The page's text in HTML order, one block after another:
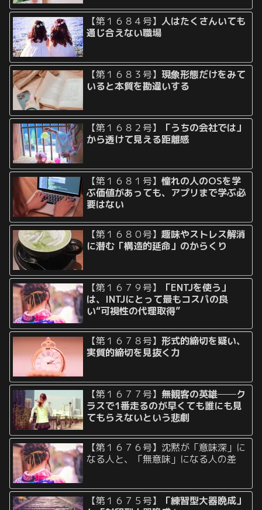
【第１６８４号】人はたくさんいても
通じ合えない職場
【第１６８３号】現象形態だけをみて
いると本質を勘違いする
【第１６８２号】
「うちの会社では」
から透けて見える距離感
【第１６８１号】憧れの人のOSを学
ぶ価値があっても、アプリまで学ぶ必
要はない
【第１６８０号】趣味やストレス解消
に潜む「構造的延命」のからくり
【第１６７９号】
「ENTJを使う」
は、INTJにとって最もコスパの良
い“可視性の代理取得”
【第１６７８号】形式的締切を疑い、
実質的締切を見抜く力
【第１６７７号】 無観客の英雄──ク
ラスで1番走るのが早くても誰にも見
てもらえないという悲劇
【第１６７６号】沈黙が「意味深」に
なる人と、「無意味」になる人の差
【第１６７５号】
「練習型大器晩成」